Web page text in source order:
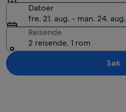
Datoer
fre. 21. aug. - man. 24. aug.
Reisende
2 reisende, 1 rom
Søk